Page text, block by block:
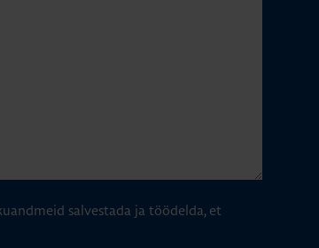
salvestada ja töödelda, et